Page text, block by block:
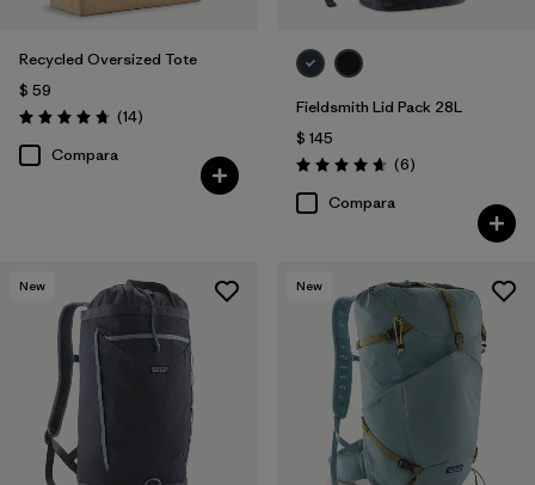
Recycled Oversized Tote
$ 59
Valoración: 4.7 / 5
(14Comentarios
)
Compara
Fieldsmith Lid Pack 28L
$ 145
Valoración: 4.7 / 5
(6Comentarios
)
Compara
New New